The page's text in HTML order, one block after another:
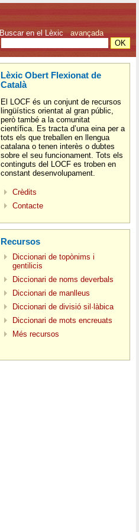
Buscar en el Lèxic avançada
Lèxic Obert Flexionat de
Català
El LOCF és un conjunt de recursos
lingüístics orientat al gran públic,
però també a la comunitat
científica. Es tracta d’una eina per a
tots els que treballen en llengua
catalana o tenen interès o dubtes
sobre el seu funcionament. Tots els
continguts del LOCF es troben en
constant desenvolupament.
Crèdits
Contacte
Recursos
Diccionari de topònims i
gentilicis
Diccionari de noms deverbals
Diccionari de manlleus
Diccionari de divisió sil·làbica
Diccionari de mots encreuats
Més recursos